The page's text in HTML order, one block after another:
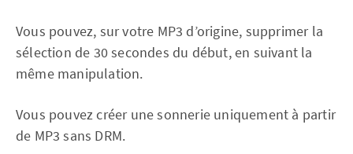
Vous pouvez, sur votre MP3 d’origine, supprimer la
sélection de 30 secondes du début, en suivant la
même manipulation.
Vous pouvez créer une sonnerie uniquement à partir
de MP3 sans DRM.